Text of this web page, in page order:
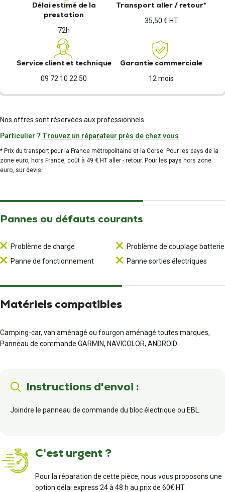
Délai estimé de la
prestation
72h
Transport aller / retour*
35,50 € HT
Service client et technique
09 72 10 22 50
Garantie commerciale
12 mois
Nos offres sont réservées aux professionnels.
Particulier ? Trouvez un réparateur près de chez vous
* Prix du transport pour la France métropolitaine et la Corse. Pour les pays de la
zone euro, hors France, coût à 49 € HT aller - retour. Pour les pays hors zone
euro, sur devis.
Pannes ou défauts courants
Problème de charge
Panne de fonctionnement
Problème de couplage batterie
Panne sorties électriques
Matériels compatibles
Camping-car, van aménagé ou fourgon aménagé toutes marques,
Panneau de commande GARMIN, NAVICOLOR, ANDROID
Instructions d'envoi :
Joindre le panneau de commande du bloc électrique ou EBL
C'est urgent ?
Pour la réparation de cette pièce, nous vous proposons une
option délai express 24 à 48 h au prix de 60€ HT.